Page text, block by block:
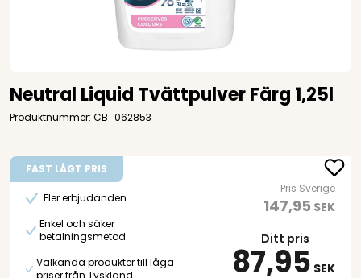
Neutral Liquid Tvättpulver Färg 1,25l
Produktnummer: CB_062853
FAST LÅGT PRIS
Fler erbjudanden
Enkel och säker
betalningsmetod
Välkända produkter till låga
priser från Tyskland
Pris Sverige
147,95 SEK
Ditt pris
87,95 SEK